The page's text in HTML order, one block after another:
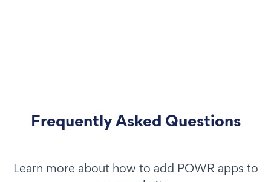
Frequently Asked Questions
Learn more about how to add POWR apps to